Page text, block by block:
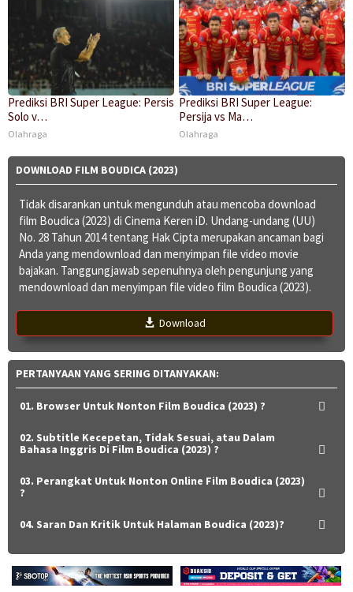
Prediksi BRI Super League: Persis
Solo v…
Olahraga
Prediksi BRI Super League:
Persija vs Ma…
Olahraga
DOWNLOAD FILM BOUDICA (2023)
Tidak disarankan untuk mengunduh atau mencoba download
film Boudica (2023) di Cinema Keren iD. Undang-undang (UU)
No. 28 Tahun 2014 tentang Hak Cipta merupakan ancaman bagi
Anda yang mendownload dan menyimpan file video movie
bajakan. Tanggungjawab sepenuhnya oleh pengunjung yang
mendownload dan menyimpan file video film Boudica (2023).
Download
PERTANYAAN YANG SERING DITANYAKAN:
01. Browser Untuk Nonton Film Boudica (2023) ?
02. Subtitle Kecepetan, Tidak Sesuai, atau Dalam
Bahasa Inggris Di Film Boudica (2023) ?
03. Perangkat Untuk Nonton Online Film Boudica (2023)
?
04. Saran Dan Kritik Untuk Halaman Boudica (2023)?